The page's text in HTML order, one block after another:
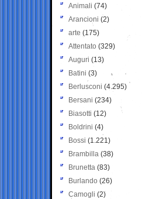
Animali (74)
Arancioni (2)
arte (175)
Attentato (329)
Auguri (13)
Batini (3)
Berlusconi (4.295)
Bersani (234)
Biasotti (12)
Boldrini (4)
Bossi (1.221)
Brambilla (38)
Brunetta (83)
Burlando (26)
Camogli (2)